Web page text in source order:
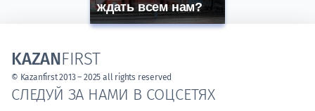
ждать всем нам?
СЛЕДУЙ ЗА НАМИ В СОЦСЕТЯХ
KAZANFIRST
© Kazanfirst 2013 – 2025 all rights reserved